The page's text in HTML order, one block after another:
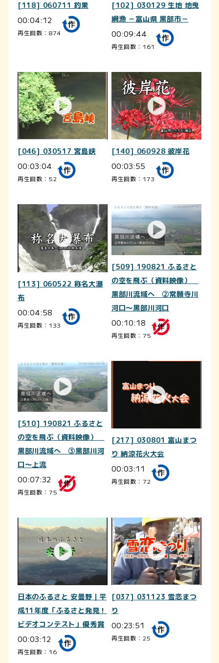
[118] 060711 釣果
00:04:12
再生回数：874
[102] 030129 生地 地曳
網漁 －富山県 黒部市－
00:09:44
再生回数：161
[046] 030517 宮島峡
00:03:04
再生回数：52
[140] 060928 彼岸花
00:03:55
再生回数：173
[113] 060522 称名大瀑
布
00:04:58
再生回数：133
[509] 190821 ふるさと
の空を飛ぶ（資料映像）
黒部川流域へ ②常願寺川
河口～黒部川河口
00:10:18
再生回数：75
[510] 190821 ふるさと
の空を飛ぶ（資料映像）
黒部川流域へ ③黒部川河
口～上流
00:07:32
再生回数：75
[217] 030801 富山まつ
り 納涼花火大会
00:03:11
再生回数：72
日本のふるさと 安曇野｜平
成11年度「ふるさと発見！
ビデオコンテスト」優秀賞
00:03:12
再生回数：16
[037] 031123 雪恋まつ
り
00:23:51
再生回数：25